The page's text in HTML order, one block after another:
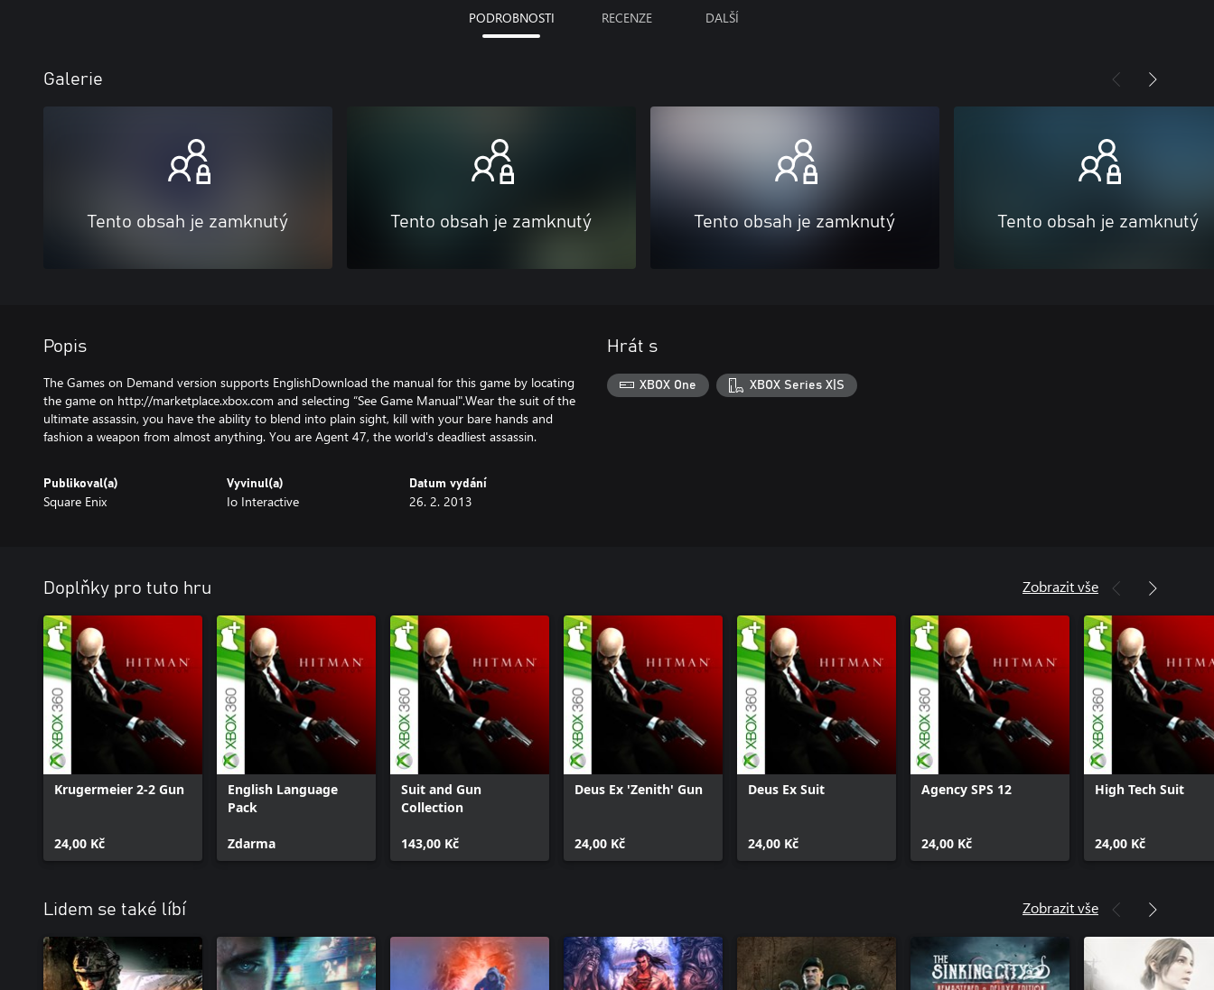
PODROBNOSTI RECENZE DALŠÍ
Galerie
Tento obsah je zamknutý Tento obsah je zamknutý Tento obsah je zamknutý Tento obsah je zamknutý
Popis
The Games on Demand version supports EnglishDownload the manual for this game by locating
the game on http://marketplace.xbox.com and selecting “See Game Manual".Wear the suit of the
ultimate assassin, you have the ability to blend into plain sight, kill with your bare hands and
fashion a weapon from almost anything. You are Agent 47, the world's deadliest assassin.
Publikoval(a)
Square Enix
Vyvinul(a)
Io Interactive
Datum vydání
26. 2. 2013
Hrát s
XBOX One XBOX Series X|S
Doplňky pro tuto hru Zobrazit vše
Krugermeier 2-2 Gun
24,00 Kč
English Language
Pack
Zdarma
Suit and Gun
Collection
143,00 Kč
Deus Ex 'Zenith' Gun
24,00 Kč
Deus Ex Suit
24,00 Kč
Agency SPS 12
24,00 Kč
High Tech Suit
24,00 Kč
Lidem se také líbí Zobrazit vše